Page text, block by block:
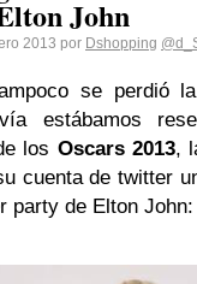
John
2013 por Dshopping
se perdió la
estábamos
los Oscars 2013,
cuenta de twitter
party de Elton John: